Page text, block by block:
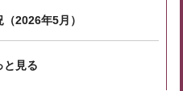
2026年5月）
と見る